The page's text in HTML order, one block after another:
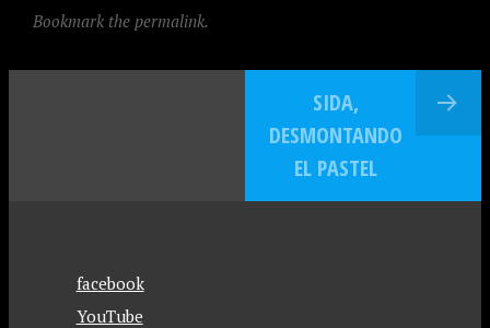
Bookmark the permalink.
SIDA,
DESMONTANDO
EL PASTEL
facebook
YouTube